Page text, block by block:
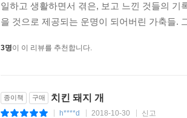
일하고 생활하면서 겪은, 보고 느낀 것들의
을 것으로 제공되는 운명이 되어버린 가축들.
3명이 이 리뷰를 추천합니다.
종이책 구매 치킨 돼지 개
h****d 2018-10-30 신고